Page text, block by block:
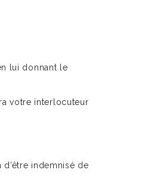
lui donnant le
votre interlocuteur
indemnisé de